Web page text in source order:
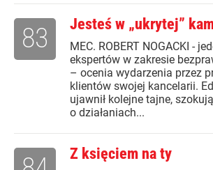
Jesteś w „ukrytej”
MEC. ROBERT NOGACKI -
ekspertów w zakresie
– ocenia wydarzenia przez
klientów swojej kancelarii.
ujawnił kolejne tajne,
o działaniach...
83
Z księciem na ty